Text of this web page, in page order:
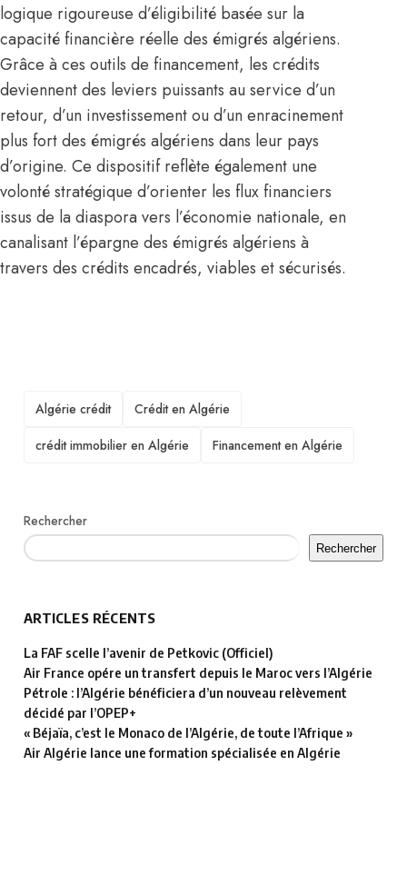
logique rigoureuse d’éligibilité basée sur la
capacité financière réelle des émigrés algériens.
Grâce à ces outils de financement, les crédits
deviennent des leviers puissants au service d’un
retour, d’un investissement ou d’un enracinement
plus fort des émigrés algériens dans leur pays
d’origine. Ce dispositif reflète également une
volonté stratégique d’orienter les flux financiers
issus de la diaspora vers l’économie nationale, en
canalisant l’épargne des émigrés algériens à
travers des crédits encadrés, viables et sécurisés.
TAGS
Algérie crédit
Crédit en Algérie
crédit immobilier en Algérie
Financement en Algérie
Rechercher
Rechercher
ARTICLES RÉCENTS
La FAF scelle l’avenir de Petkovic (Officiel)
Air France opére un transfert depuis le Maroc vers l’Algérie
Pétrole : l’Algérie bénéficiera d’un nouveau relèvement
décidé par l’OPEP+
« Béjaïa, c’est le Monaco de l’Algérie, de toute l’Afrique »
Air Algérie lance une formation spécialisée en Algérie